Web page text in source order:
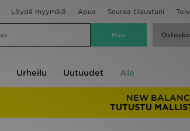
Löydä myymälä Apua Seuraa tilaustani
Urheilu Uutuudet Ale
NEW
TUTUSTU